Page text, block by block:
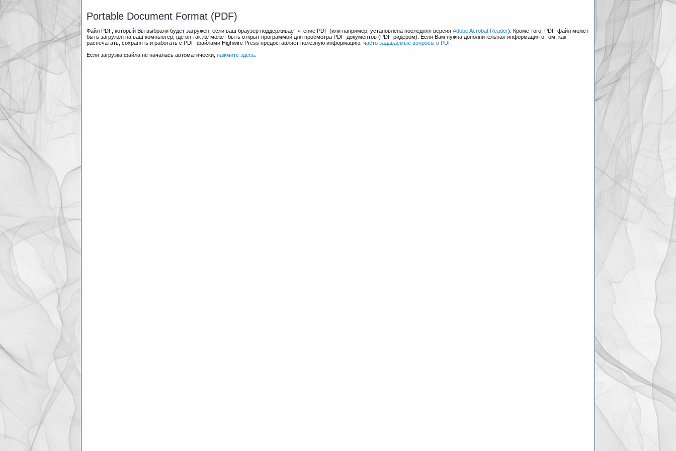
Portable Document Format (PDF)
Файл PDF, который Вы выбрали будет загружен, если ваш браузер поддерживает чтение PDF (или например, установлена последняя версияAdobe Acrobat Reader). Кроме того, PDF-файл может
быть загружен на ваш компьютер, где он так же может быть открыт программой для просмотра PDF-документов (PDF-ридером). Если Вам нужна дополнительная информация о том, как
распечатать, сохранять и работать с PDF-файлами Highwire Press предоставляет полезную информацию:часто задаваемые вопросы о PDF.
Если загрузка файла не началась автоматически,нажмите здесь